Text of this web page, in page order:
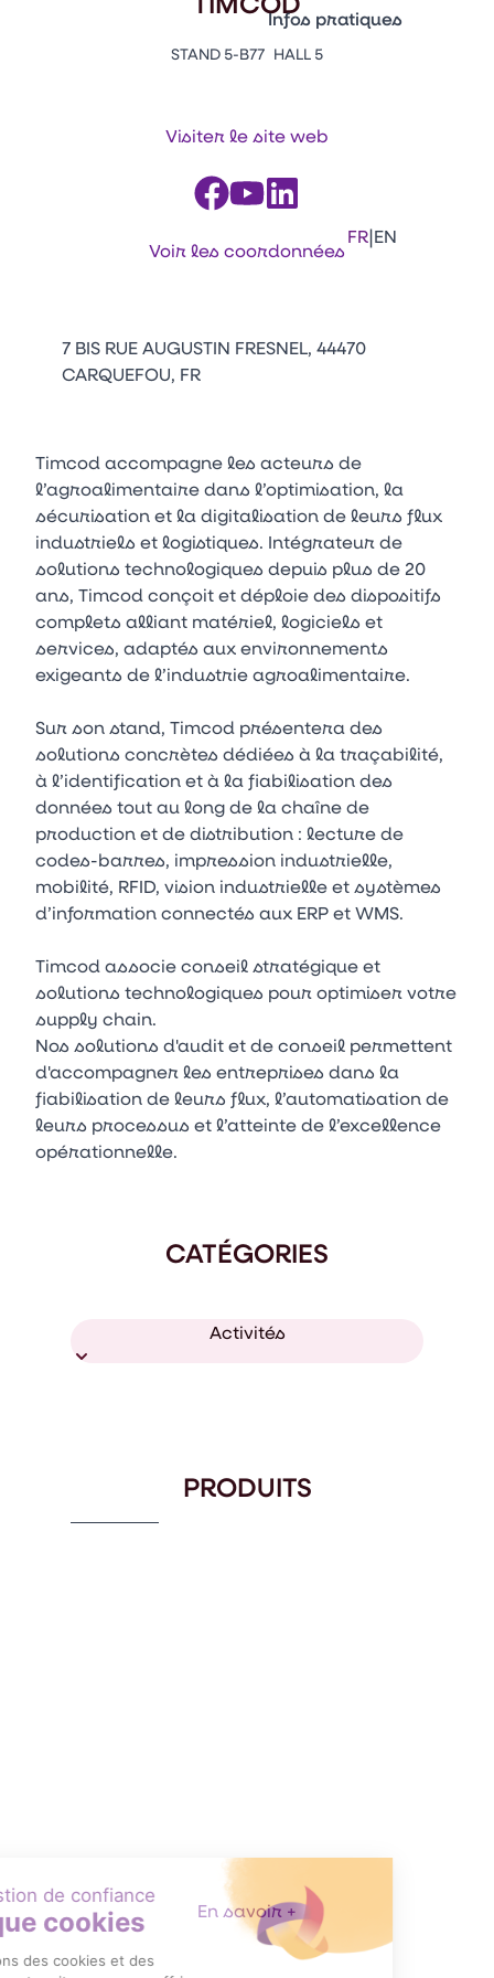
Vitrine Innovations
Emballages
Infos pratiques
Contacts
Appuyez sur Entrée pour
FR|EN
STAND 5-B77 HALL 5
Visiter le site web
Voir les coordonnées
7 BIS RUE AUGUSTIN FRESNEL, 44470
CARQUEFOU, FR
Timcod accompagne les acteurs de
l’agroalimentaire dans l’optimisation, la
sécurisation et la digitalisation de leurs flux
industriels et logistiques. Intégrateur de
solutions technologiques depuis plus de 20
ans, Timcod conçoit et déploie des dispositifs
complets alliant matériel, logiciels et
services, adaptés aux environnements
exigeants de l’industrie agroalimentaire.
Sur son stand, Timcod présentera des
solutions concrètes dédiées à la traçabilité,
à l’identification et à la fiabilisation des
données tout au long de la chaîne de
production et de distribution : lecture de
codes-barres, impression industrielle,
mobilité, RFID, vision industrielle et systèmes
d’information connectés aux ERP et WMS.
Timcod associe conseil stratégique et
solutions technologiques pour optimiser votre
supply chain.
Nos solutions d'audit et de conseil permettent
d'accompagner les entreprises dans la
fiabilisation de leurs flux, l’automatisation de
leurs processus et l’atteinte de l’excellence
opérationnelle.
CATÉGORIES
Activités
PRODUITS
En savoir +
Item